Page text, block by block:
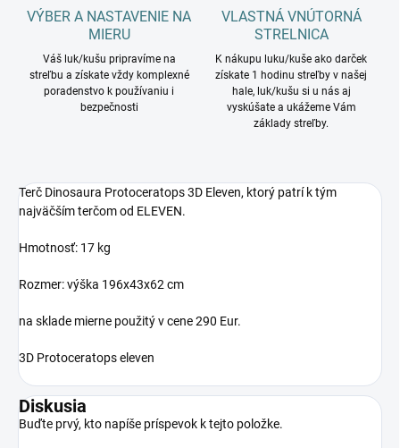
VÝBER A NASTAVENIE NA
MIERU
Váš luk/kušu pripravíme na
streľbu a získate vždy komplexné
poradenstvo k používaniu i
bezpečnosti
VLASTNÁ VNÚTORNÁ
STRELNICA
K nákupu luku/kuše ako darček
získate 1 hodinu streľby v našej
hale, luk/kušu si u nás aj
vyskúšate a ukážeme Vám
základy streľby.
Terč Dinosaura Protoceratops 3D Eleven, ktorý patrí k tým
najväčším terčom od ELEVEN.
Hmotnosť: 17 kg
Rozmer: výška 196x43x62 cm
na sklade mierne použitý v cene 290 Eur.
3D Protoceratops eleven
Diskusia
Buďte prvý, kto napíše príspevok k tejto položke.